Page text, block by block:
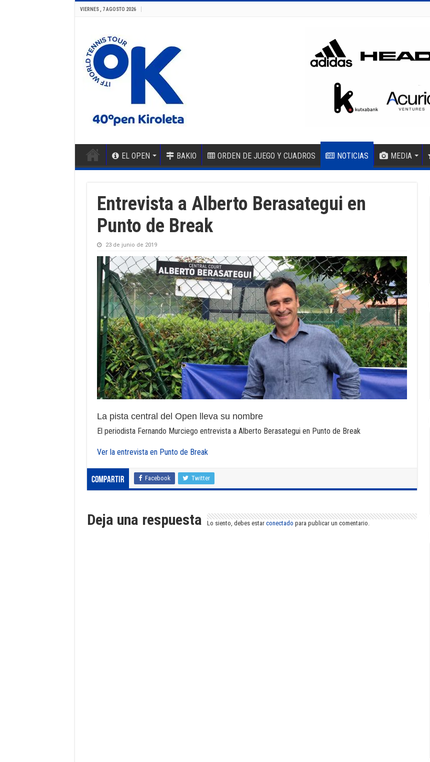
VIERNES , 7 AGOSTO 2026
EL OPEN BAKIO ORDEN DE JUEGO Y CUADROS NOTICIAS MEDIA
Entrevista a Alberto Berasategui en
Punto de Break
23 de junio de 2019
La pista central del Open lleva su nombre
El periodista Fernando Murciego entrevista a Alberto Berasategui en Punto de Break
Ver la entrevista en Punto de Break
Compartir Facebook Twitter
Deja una respuesta Lo siento, debes estar conectado para publicar un comentario.